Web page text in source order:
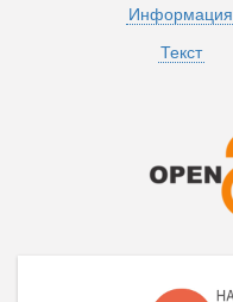
Информация
Текст